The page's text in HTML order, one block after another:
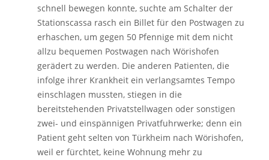
schnell bewegen konnte, suchte am Schalter der
Stationscassa rasch ein Billet für den Postwagen zu
erhaschen, um gegen 50 Pfennige mit dem nicht
allzu bequemen Postwagen nach Wörishofen
gerädert zu werden. Die anderen Patienten, die
infolge ihrer Krankheit ein verlangsamtes Tempo
einschlagen mussten, stiegen in die
bereitstehenden Privatstellwagen oder sonstigen
zwei- und einspännigen Privatfuhrwerke; denn ein
Patient geht selten von Türkheim nach Wörishofen,
weil er fürchtet, keine Wohnung mehr zu